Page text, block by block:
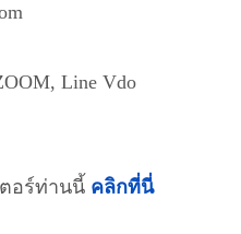
Line Vdo
อร์ท่านนี้ คลิกที่นี่